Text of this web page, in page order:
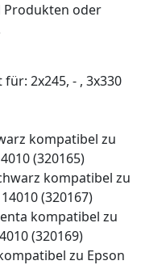
Produkten oder
2x245, - , 3x330
kompatibel zu
(320165)
kompatibel zu
(320167)
kompatibel zu
(320169)
zu Epson